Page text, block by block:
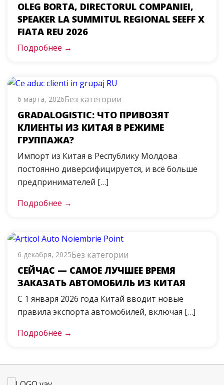
OLEG BORTA, DIRECTORUL COMPANIEI,
SPEAKER LA SUMMITUL REGIONAL SEEFF X
FIATA REU 2026
Подробнее →
6 марта, 2026Без категории
GRADALOGISTIC: ЧТО ПРИВОЗЯТ
КЛИЕНТЫ ИЗ КИТАЯ В РЕЖИМЕ
ГРУППАЖА?
Импорт из Китая в Республику Молдова
постоянно диверсифицируется, и всё больше
предпринимателей […]
Подробнее →
6 декабря, 2025Без категории
СЕЙЧАС — САМОЕ ЛУЧШЕЕ ВРЕМЯ
ЗАКАЗАТЬ АВТОМОБИЛЬ ИЗ КИТАЯ
С 1 января 2026 года Китай вводит новые
правила экспорта автомобилей, включая […]
Подробнее →